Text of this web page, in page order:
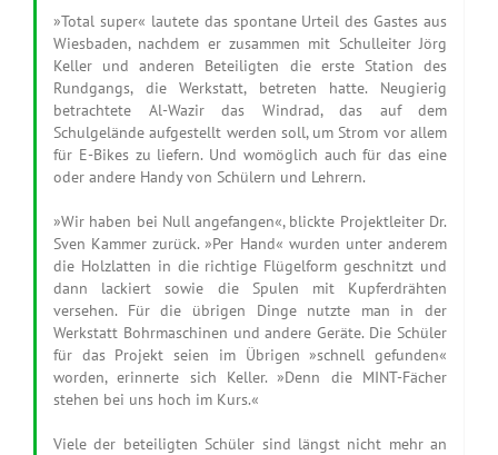
»Total super« lautete das spontane Urteil des Gastes aus
Wiesbaden, nachdem er zusammen mit Schulleiter Jörg
Keller und anderen Beteiligten die erste Station des
Rundgangs, die Werkstatt, betreten hatte. Neugierig
betrachtete Al-Wazir das Windrad, das auf dem
Schulgelände aufgestellt werden soll, um Strom vor allem
für E-Bikes zu liefern. Und womöglich auch für das eine
oder andere Handy von Schülern und Lehrern.
»Wir haben bei Null angefangen«, blickte Projektleiter Dr.
Sven Kammer zurück. »Per Hand« wurden unter anderem
die Holzlatten in die richtige Flügelform geschnitzt und
dann lackiert sowie die Spulen mit Kupferdrähten
versehen. Für die übrigen Dinge nutzte man in der
Werkstatt Bohrmaschinen und andere Geräte. Die Schüler
für das Projekt seien im Übrigen »schnell gefunden«
worden, erinnerte sich Keller. »Denn die MINT-Fächer
stehen bei uns hoch im Kurs.«
Viele der beteiligten Schüler sind längst nicht mehr an